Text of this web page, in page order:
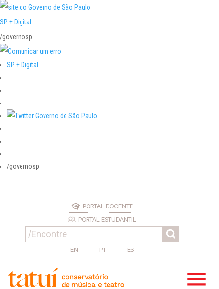
SP + Digital
/governosp
SP + Digital
/governosp
PORTAL DOCENTE
PORTAL ESTUDANTIL
EN PT ES